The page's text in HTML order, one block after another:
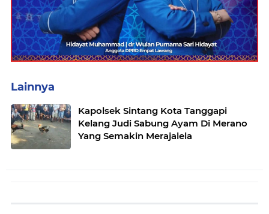
Lainnya
Kapolsek Sintang Kota Tanggapi
Kelang Judi Sabung Ayam Di Merano
Yang Semakin Merajalela